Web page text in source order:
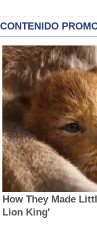
CONTENIDO
How They Made
Lion King'